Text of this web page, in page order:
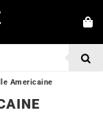
Americaine